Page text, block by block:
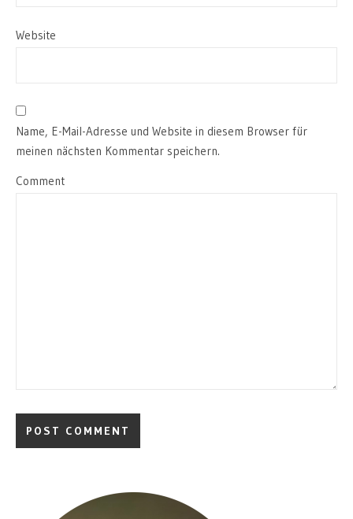
Website
Name, E-Mail-Adresse und Website in diesem Browser für
meinen nächsten Kommentar speichern.
Comment